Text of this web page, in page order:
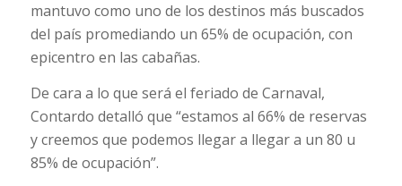
mantuvo como uno de los destinos más buscados
del país promediando un 65% de ocupación, con
epicentro en las cabañas.
De cara a lo que será el feriado de Carnaval,
Contardo detalló que “estamos al 66% de reservas
y creemos que podemos llegar a llegar a un 80 u
85% de ocupación”.